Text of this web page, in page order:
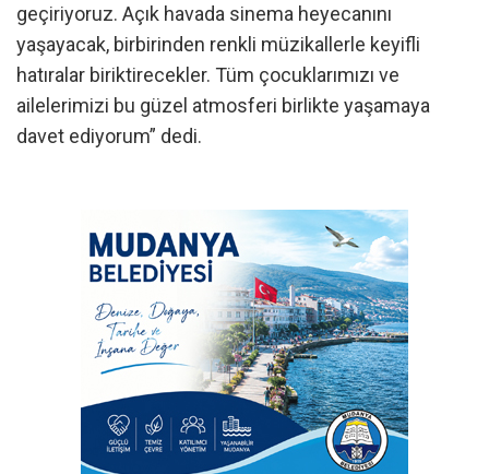
geçiriyoruz. Açık havada sinema heyecanını
yaşayacak, birbirinden renkli müzikallerle keyifli
hatıralar biriktirecekler. Tüm çocuklarımızı ve
ailelerimizi bu güzel atmosferi birlikte yaşamaya
davet ediyorum” dedi.